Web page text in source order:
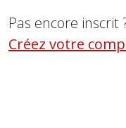
Pas encore inscrit
Créez votre